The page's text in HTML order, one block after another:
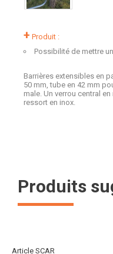
+ Produit :
Possibilité de mettre
Barrières extensibles en
50 mm, tube en 42 mm
male. Un verrou central
ressort en inox.
Produits
Article SCAR